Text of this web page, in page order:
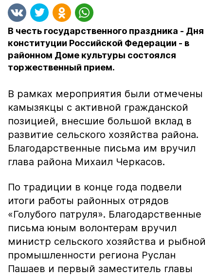
В честь государственного праздника - Дня
конституции Российской Федерации - в
районном Доме культуры состоялся
торжественный прием.
В рамках мероприятия были отмечены
камызякцы с активной гражданской
позицией, внесшие большой вклад в
развитие сельского хозяйства района.
Благодарственные письма им вручил
глава района Михаил Черкасов.
По традиции в конце года подвели
итоги работы районных отрядов
«Голубого патруля». Благодарственные
письма юным волонтерам вручил
министр сельского хозяйства и рыбной
промышленности региона Руслан
Пашаев и первый заместитель главы